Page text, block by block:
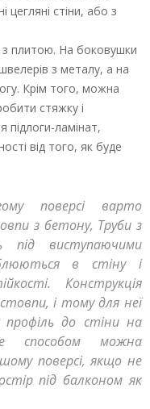
цегляні стіни, або з
з плитою. На боковушки
з металу, а на
Крім того, можна
стяжку і
підлоги-ламінат,
від того, як буде
поверсі варто
з бетону, Труби з
під виступаючими
в стіну і
Конструкція
і тому для неї
до стіни на
способом можна
поверсі, якщо не
під балконом як